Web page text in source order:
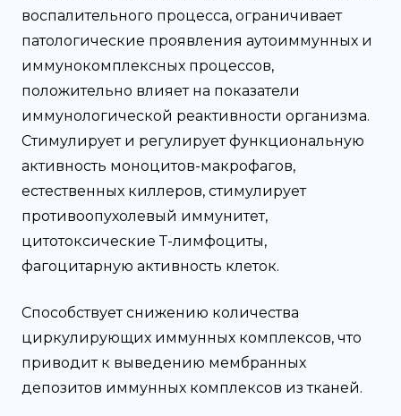
воспалительного процесса, ограничивает
патологические проявления аутоиммунных и
иммунокомплексных процессов,
положительно влияет на показатели
иммунологической реактивности организма.
Стимулирует и регулирует функциональную
активность моноцитов-макрофагов,
естественных киллеров, стимулирует
противоопухолевый иммунитет,
цитотоксические Т-лимфоциты,
фагоцитарную активность клеток.
Способствует снижению количества
циркулирующих иммунных комплексов, что
приводит к выведению мембранных
депозитов иммунных комплексов из тканей.